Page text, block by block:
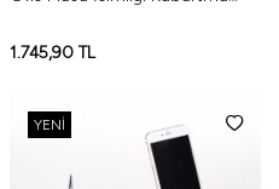
1.745,90 TL
YENI